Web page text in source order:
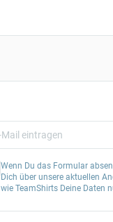
Wenn Du das Formular
Dich über unsere aktuellen
wie TeamShirts Deine Daten